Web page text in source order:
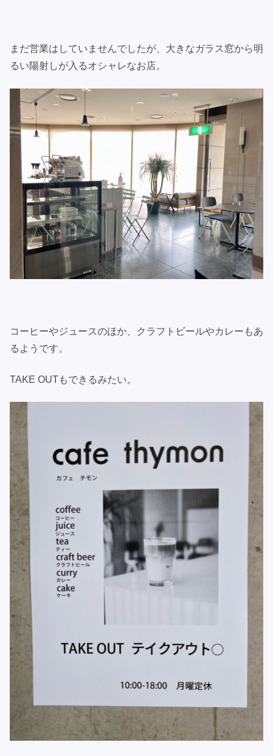
まだ営業はしていませんでしたが、大きなガラス窓から明
るい陽射しが入るオシャレなお店。
コーヒーやジュースのほか、クラフトビールやカレーもあ
るようです。
TAKE OUTもできるみたい。